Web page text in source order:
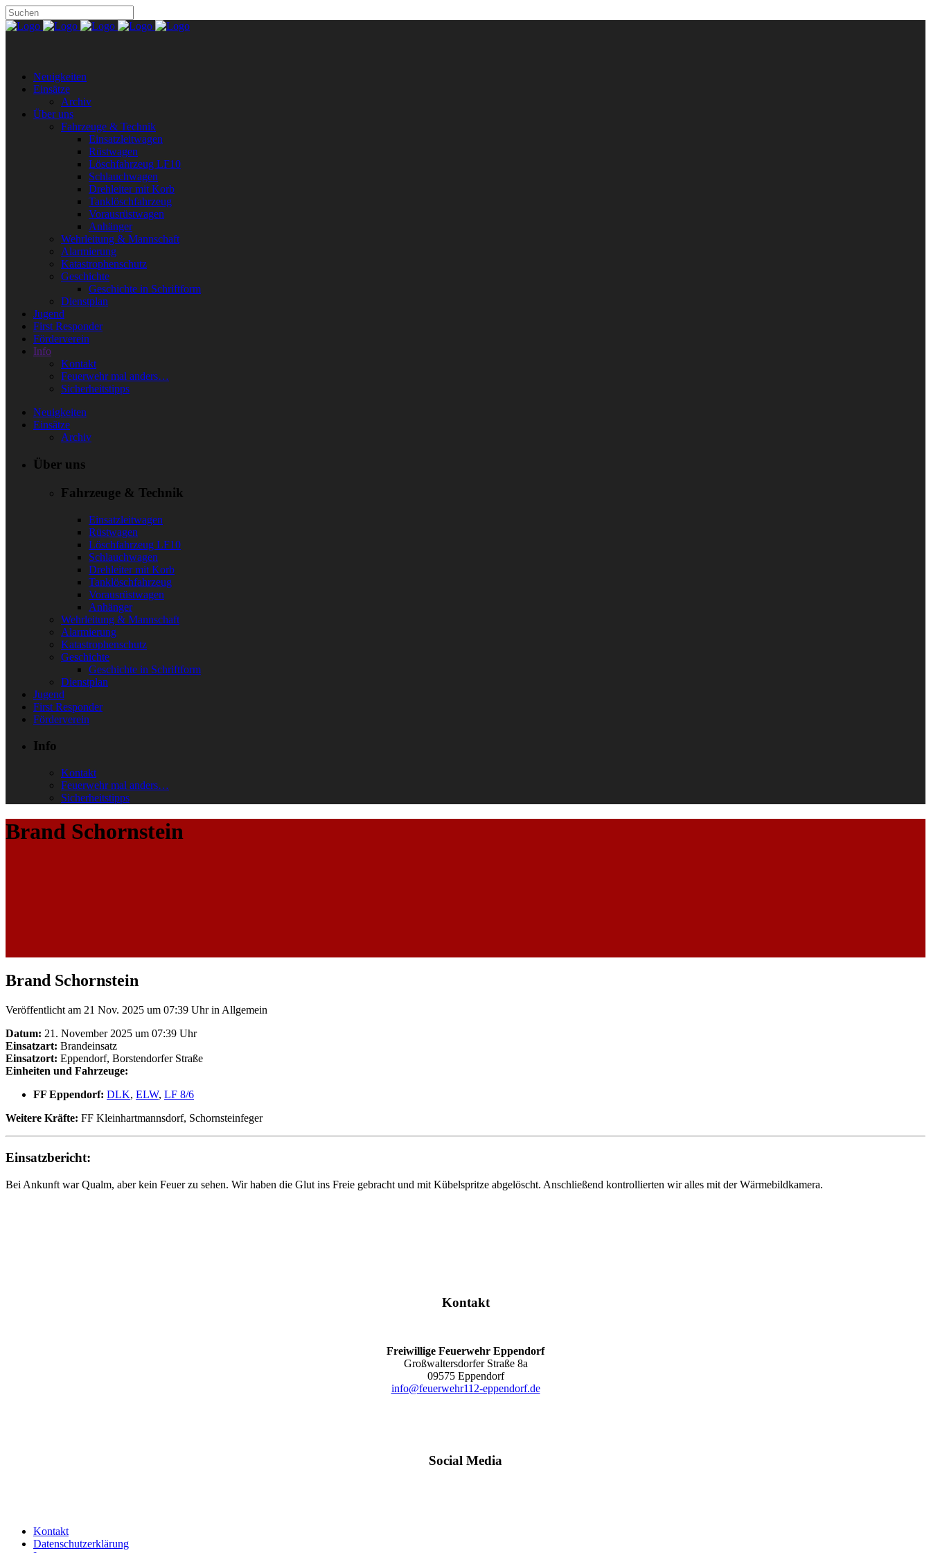
Neuigkeiten
Einsätze
Archiv
Über uns
Fahrzeuge & Technik
Einsatzleitwagen
Rüstwagen
Löschfahrzeug LF10
Schlauchwagen
Drehleiter mit Korb
Tanklöschfahrzeug
Vorausrüstwagen
Anhänger
Wehrleitung & Mannschaft
Alarmierung
Katastrophenschutz
Geschichte
Geschichte in Schriftform
Dienstplan
Jugend
First Responder
Förderverein
Info
Kontakt
Feuerwehr mal anders…
Sicherheitstipps
Neuigkeiten
Einsätze
Archiv
Über uns
Fahrzeuge & Technik
Einsatzleitwagen
Rüstwagen
Löschfahrzeug LF10
Schlauchwagen
Drehleiter mit Korb
Tanklöschfahrzeug
Vorausrüstwagen
Anhänger
Wehrleitung & Mannschaft
Alarmierung
Katastrophenschutz
Geschichte
Geschichte in Schriftform
Dienstplan
Jugend
First Responder
Förderverein
Info
Kontakt
Feuerwehr mal anders…
Sicherheitstipps
Brand Schornstein
Brand Schornstein
Veröffentlicht am 21 Nov. 2025 um 07:39 Uhrin Allgemein
Datum: 21. November 2025 um 07:39 Uhr
Einsatzart: Brandeinsatz
Einsatzort: Eppendorf, Borstendorfer Straße
Einheiten und Fahrzeuge:
FF Eppendorf: DLK, ELW, LF 8/6
Weitere Kräfte: FF Kleinhartmannsdorf, Schornsteinfeger
Einsatzbericht:
Bei Ankunft war Qualm, aber kein Feuer zu sehen. Wir haben die Glut ins Freie gebracht und mit Kübelspritze abgelöscht. Anschließend kontrollierten wir alles mit der Wärmebildkamera.
Kontakt
Freiwillige Feuerwehr Eppendorf
Großwaltersdorfer Straße 8a
09575 Eppendorf
info@feuerwehr112-eppendorf.de
Social Media
Kontakt
Datenschutzerklärung